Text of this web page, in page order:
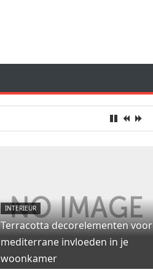
INTERIEUR
Terracotta decorelementen voor
mediterrane invloeden in je
woonkamer